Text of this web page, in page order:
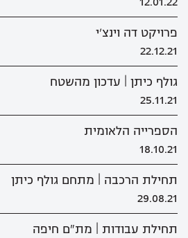
פרויקט דה וינצ'י
22.12.21
גולף כיתן | עדכון מהשטח
25.11.21
הספרייה הלאומית
18.10.21
תחילת הרכבה | מתחם גולף כיתן
29.08.21
תחילת עבודות | מת"ם חיפה